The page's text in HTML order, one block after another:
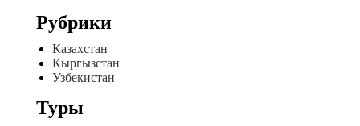
Рубрики
Казахстан
Кыргызстан
Узбекистан
Туры